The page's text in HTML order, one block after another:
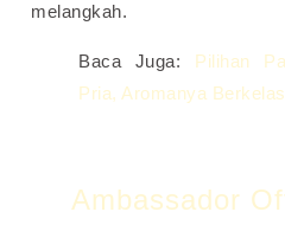
melangkah.
Baca Juga: Pilihan
Pria, Aromanya
Ambassador